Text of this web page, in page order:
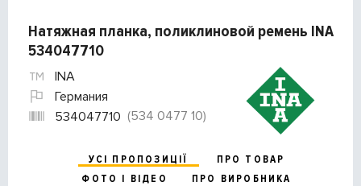
Натяжная планка, поликлиновой ремень INA
534047710
INA
Германия
534047710 (534 0477 10)
УСІ ПРОПОЗИЦІЇ
ПРО ТОВАР
ФОТО І ВІДЕО
ПРО ВИРОБНИКА